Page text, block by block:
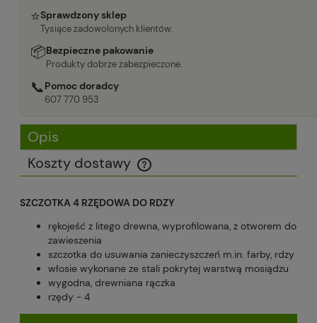
⭐Sprawdzony sklep
Tysiące zadowolonych klientów.
📦Bezpieczne pakowanie
Produkty dobrze zabezpieczone.
📞Pomoc doradcy
607 770 953
Opis
Koszty dostawy
Cena nie zawiera ewentualnych kosztów płatności
SZCZOTKA 4 RZĘDOWA DO RDZY
rękojeść z litego drewna, wyprofilowana, z otworem do
zawieszenia
szczotka do usuwania zanieczyszczeń m.in. farby, rdzy
włosie wykonane ze stali pokrytej warstwą mosiądzu
wygodna, drewniana rączka
rzędy - 4